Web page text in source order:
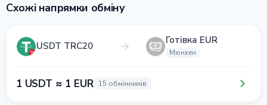
Схожі напрямки обміну
USDT TRC20 Готівка EUR
Мюнхен
1 USDT ≈ 1 EUR 15 обмінників